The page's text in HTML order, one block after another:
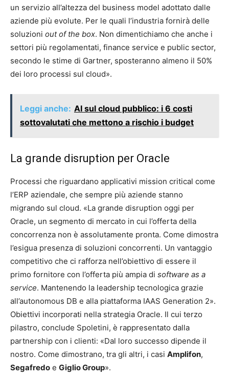
un servizio all’altezza del business model adottato dalle
aziende più evolute. Per le quali l’industria fornirà delle
soluzioni out of the box. Non dimentichiamo che anche i
settori più regolamentati, finance service e public sector,
secondo le stime di Gartner, sposteranno almeno il 50%
dei loro processi sul cloud».
Leggi anche: AI sul cloud pubblico: i 6 costi
sottovalutati che mettono a rischio i budget
La grande disruption per Oracle
Processi che riguardano applicativi mission critical come
l’ERP aziendale, che sempre più aziende stanno
migrando sul cloud. «La grande disruption oggi per
Oracle, un segmento di mercato in cui l’offerta della
concorrenza non è assolutamente pronta. Come dimostra
l’esigua presenza di soluzioni concorrenti. Un vantaggio
competitivo che ci rafforza nell’obiettivo di essere il
primo fornitore con l’offerta più ampia di software as a
service. Mantenendo la leadership tecnologica grazie
all’autonomous DB e alla piattaforma IAAS Generation 2».
Obiettivi incorporati nella strategia Oracle. Il cui terzo
pilastro, conclude Spoletini, è rappresentato dalla
partnership con i clienti: «Dal loro successo dipende il
nostro. Come dimostrano, tra gli altri, i casi Amplifon,
Segafredo e Giglio Group».